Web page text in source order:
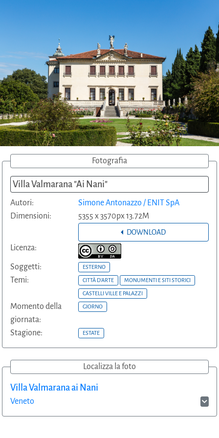
Fotografia
Villa Valmarana "Ai Nani"
Autori:
Simone Antonazzo / ENIT SpA
Dimensioni:
5355 x 3570px 13.72M
DOWNLOAD
Licenza:
Soggetti: ESTERNO
Temi: CITTÀ D'ARTE MONUMENTI E SITI STORICI
CASTELLI VILLE E PALAZZI
Momento della
giornata:
GIORNO
Stagione: ESTATE
Localizza la foto
Villa Valmarana ai Nani
Veneto